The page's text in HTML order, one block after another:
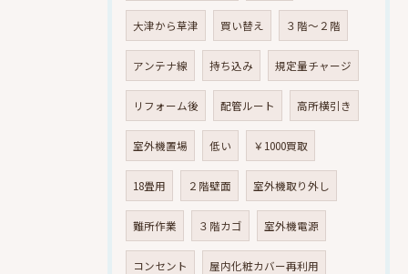
大津から草津 買い替え ３階～２階
アンテナ線 持ち込み 規定量チャージ
リフォーム後 配管ルート 高所横引き
室外機置場 低い ￥1000買取
18畳用 ２階壁面 室外機取り外し
難所作業 ３階カゴ 室外機電源
コンセント 屋内化粧カバー再利用